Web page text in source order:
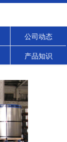
公司动态
产品知识